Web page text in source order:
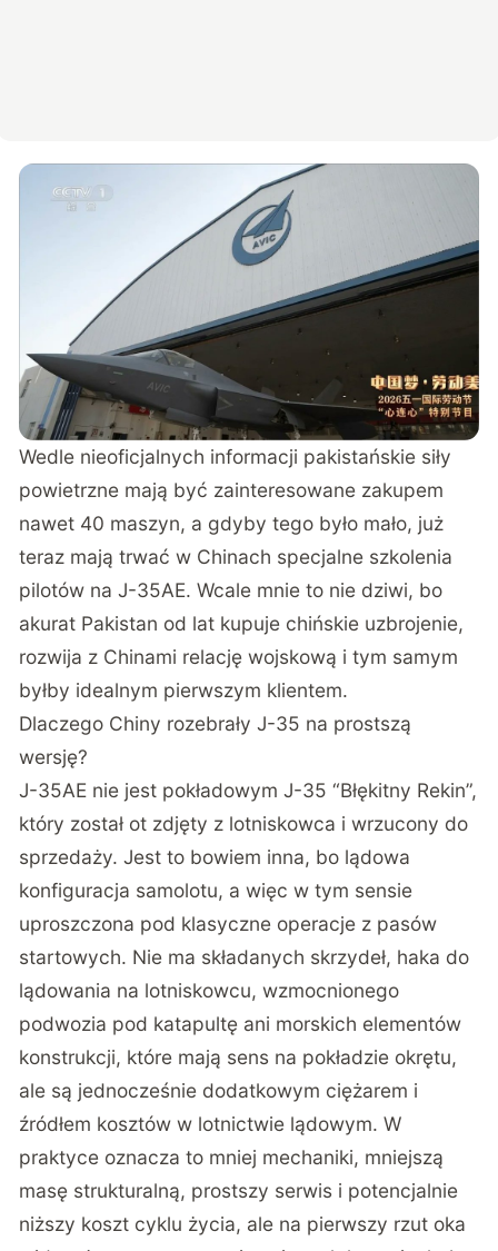
Wedle nieoficjalnych informacji pakistańskie siły
powietrzne mają być zainteresowane zakupem
nawet 40 maszyn, a gdyby tego było mało, już
teraz mają trwać w Chinach specjalne szkolenia
pilotów na J-35AE. Wcale mnie to nie dziwi, bo
akurat Pakistan od lat kupuje chińskie uzbrojenie,
rozwija z Chinami relację wojskową i tym samym
byłby idealnym pierwszym klientem.
Dlaczego Chiny rozebrały J-35 na prostszą
wersję?
J-35AE nie jest pokładowym J-35 “Błękitny Rekin”,
który został ot zdjęty z lotniskowca i wrzucony do
sprzedaży. Jest to bowiem inna, bo lądowa
konfiguracja samolotu, a więc w tym sensie
uproszczona pod klasyczne operacje z pasów
startowych. Nie ma składanych skrzydeł, haka do
lądowania na lotniskowcu, wzmocnionego
podwozia pod katapultę ani morskich elementów
konstrukcji, które mają sens na pokładzie okrętu,
ale są jednocześnie dodatkowym ciężarem i
źródłem kosztów w lotnictwie lądowym. W
praktyce oznacza to mniej mechaniki, mniejszą
masę strukturalną, prostszy serwis i potencjalnie
niższy koszt cyklu życia, ale na pierwszy rzut oka